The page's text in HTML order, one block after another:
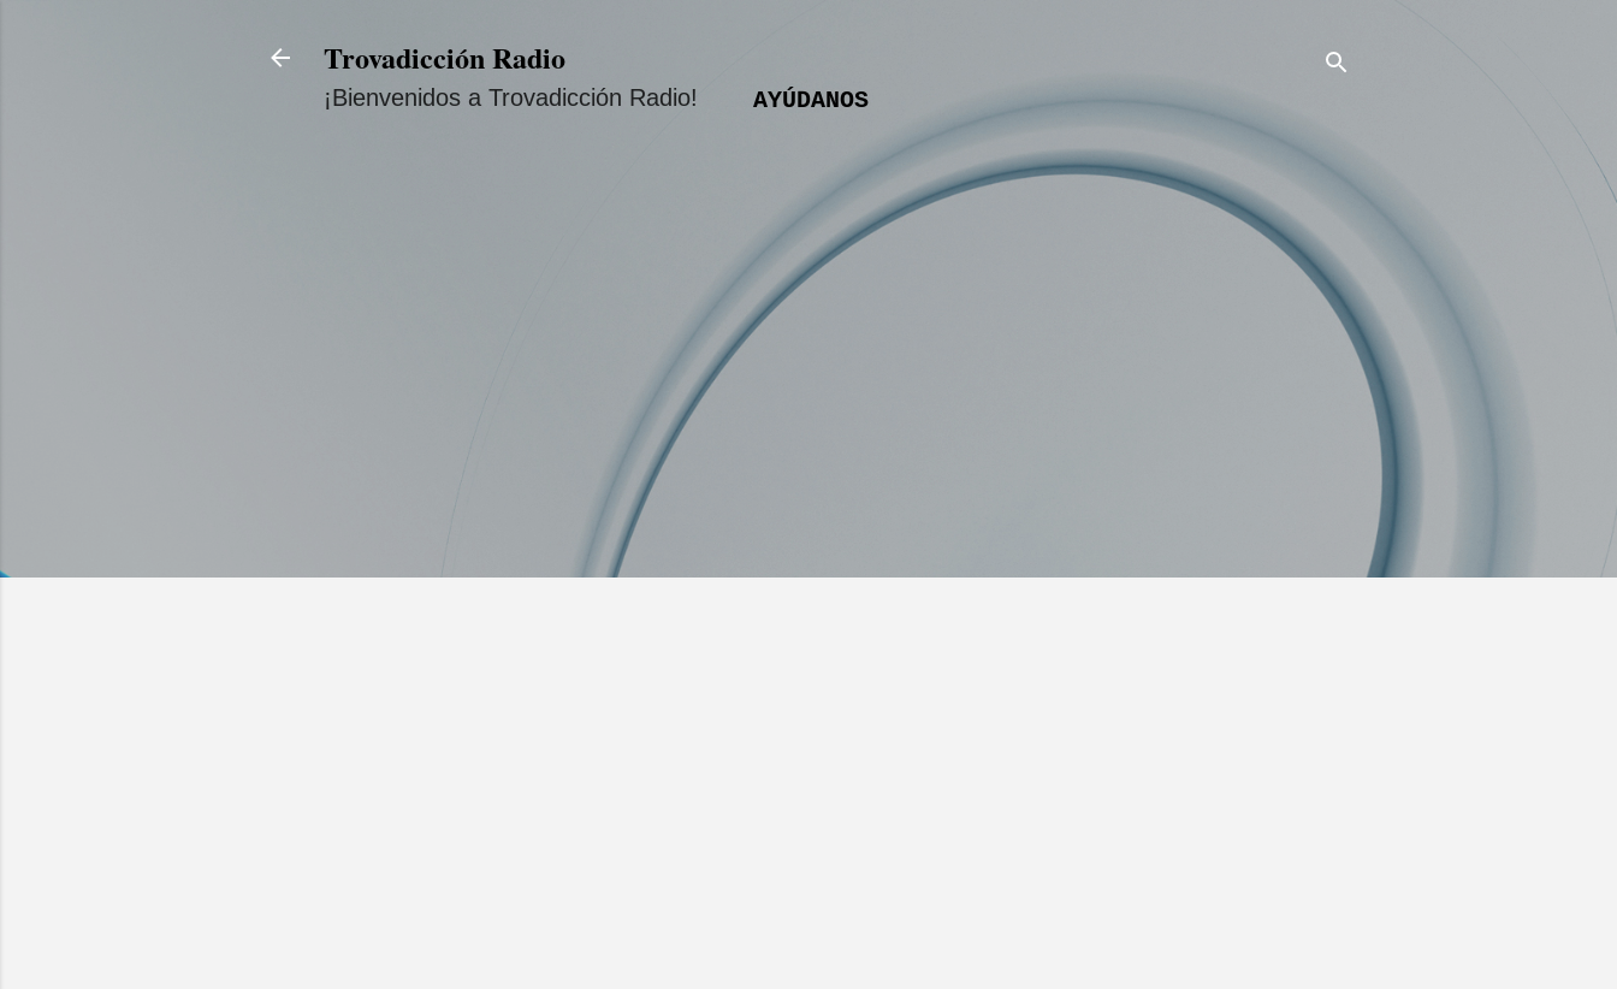
Trovadicción Radio
¡Bienvenidos a Trovadicción Radio! AYÚDANOS